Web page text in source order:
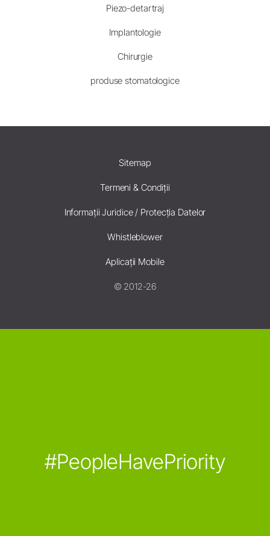
Piezo-detartraj
Implantologie
Chirurgie
produse stomatologice
Sitemap
Termeni & Condiții
Informații Juridice / Protecția Datelor
Whistleblower
Aplicații Mobile
© 2012-26
#PeopleHavePriority